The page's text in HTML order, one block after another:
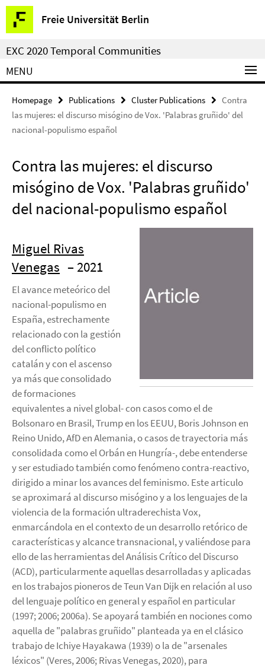
Springe
direkt
zu
Inhalt
Freie Universität Berlin
Service
Navigation
EXC 2020 Temporal Communities
MENU
Homepage Publications Cluster Publications
Contra
las mujeres: el discurso misógino de Vox. 'Palabras gruñido' del
nacional-populismo español
Contra las mujeres: el discurso
misógino de Vox. 'Palabras gruñido'
del nacional-populismo español
Miguel Rivas
Venegas – 2021
El avance meteórico del
nacional-populismo en
España, estrechamente
relacionado con la gestión
del conflicto político
catalán y con el ascenso
ya más que consolidado
de formaciones
equivalentes a nivel global- con casos como el de
Bolsonaro en Brasil, Trump en los EEUU, Boris Johnson en
Reino Unido, AfD en Alemania, o casos de trayectoria más
consolidada como el Orbán en Hungría-, debe entenderse
y ser estudiado también como fenómeno contra-reactivo,
dirigido a minar los avances del feminismo. Este articulo
se aproximará al discurso misógino y a los lenguajes de la
violencia de la formación ultraderechista Vox,
enmarcándola en el contexto de un desarrollo retórico de
características y alcance transnacional, y valiéndose para
ello de las herramientas del Análisis Crítico del Discurso
(ACD), particularmente aquellas desarrolladas y aplicadas
en los trabajos pioneros de Teun Van Dijk en relación al uso
del lenguaje político en general y español en particular
(1997; 2006; 2006a). Se apoyará también en nociones como
aquella de "palabras gruñido" planteada ya en el clásico
trabajo de Ichiye Hayakawa (1939) o la de "arsenales
léxicos" (Veres, 2006; Rivas Venegas, 2020), para